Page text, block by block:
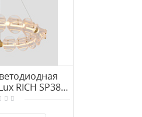
RICH SP38W